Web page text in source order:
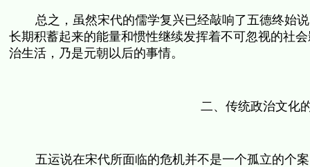
总之，虽然宋代的儒学复兴已经敲响了五德终始
长期积蓄起来的能量和惯性继续发挥着不可忽视的社
治生活，乃是元朝以后的事情。
二、传统政治文化
五运说在宋代所面临的危机并不是一个孤立的个